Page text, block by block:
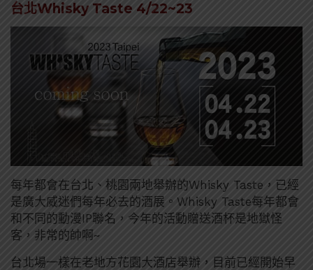
台北Whisky Taste 4/22~23
每年都會在台北、桃園兩地舉辦的Whisky Taste，已經
是廣大威迷們每年必去的酒展。Whisky Taste每年都會
和不同的動漫IP聯名，今年的活動贈送酒杯是地獄怪
客，非常的帥啊~
台北場一樣在老地方花園大酒店舉辦，目前已經開始早